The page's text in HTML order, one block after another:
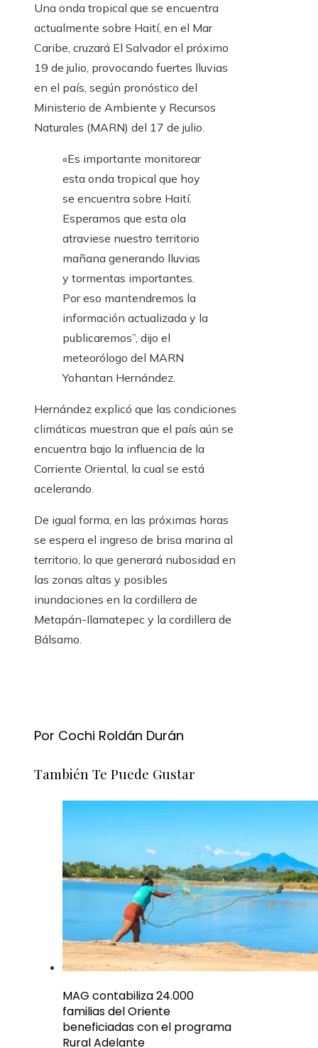
Una onda tropical que se encuentra
actualmente sobre Haití, en el Mar
Caribe, cruzará El Salvador el próximo
19 de julio, provocando fuertes lluvias
en el país, según pronóstico del
Ministerio de Ambiente y Recursos
Naturales (MARN) del 17 de julio.
«Es importante monitorear
esta onda tropical que hoy
se encuentra sobre Haití.
Esperamos que esta ola
atraviese nuestro territorio
mañana generando lluvias
y tormentas importantes.
Por eso mantendremos la
información actualizada y la
publicaremos”, dijo el
meteorólogo del MARN
Yohantan Hernández.
Hernández explicó que las condiciones
climáticas muestran que el país aún se
encuentra bajo la influencia de la
Corriente Oriental, la cual se está
acelerando.
De igual forma, en las próximas horas
se espera el ingreso de brisa marina al
territorio, lo que generará nubosidad en
las zonas altas y posibles
inundaciones en la cordillera de
Metapán-Ilamatepec y la cordillera de
Bálsamo.
Por Cochi Roldán Durán
También Te Puede Gustar
MAG contabiliza 24.000
familias del Oriente
beneficiadas con el programa
Rural Adelante